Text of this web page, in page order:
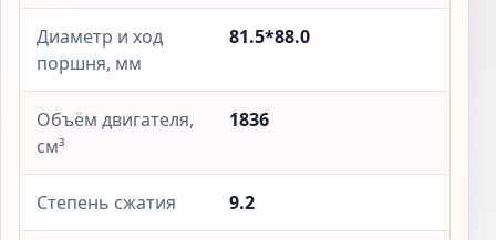
Диаметр и ход
поршня, мм
81.5*88.0
Объём двигателя,
см³
1836
Степень сжатия 9.2